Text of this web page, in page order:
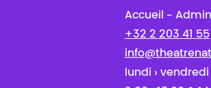
Accueil -
+32 2 203 41 55
lundi › vendredi